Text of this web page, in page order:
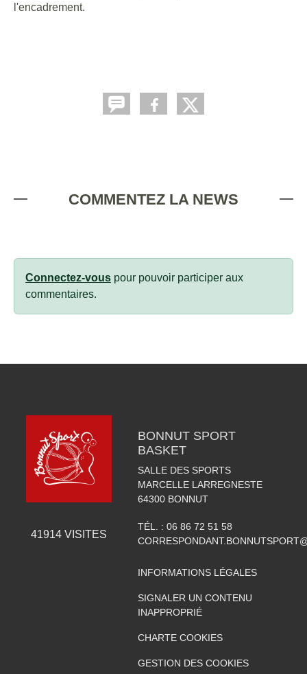
l'encadrement.
COMMENTEZ LA NEWS
Connectez-vous pour pouvoir participer aux
commentaires.
41914VISITES
BONNUT SPORT
BASKET
SALLE DES SPORTS
MARCELLE LARREGNESTE
64300 BONNUT
TÉL. : 06 86 72 51 58
INFORMATIONS LÉGALES
SIGNALER UN CONTENU
INAPPROPRIÉ
CHARTE COOKIES
GESTION DES COOKIES